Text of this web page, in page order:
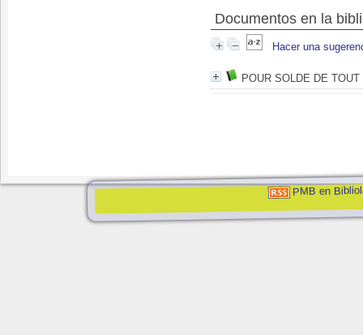
Documentos en la
Hacer una
POUR SOLDE DE
PMB en